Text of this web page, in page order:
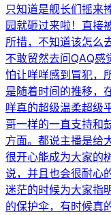
只知道是舰长们摇来
园就砸过来啦！直接
所措，不知道该怎么
不敢贸然去问QAQ
怕让咩咩感到冒犯，
是随着时间的推移，
咩真的超级温柔超级
哥一样的一直支持和
方面。都说主播是给
很开心能成为大家的
说，并且也会很耐心
迷茫的时候为大家指
的保护伞，有时候真